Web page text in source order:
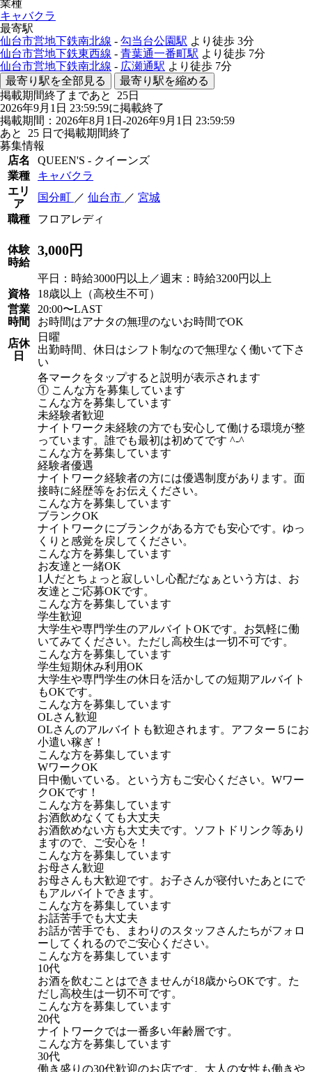
業種
キャバクラ
最寄駅
仙台市営地下鉄南北線 - 勾当台公園駅 より徒歩 3分
仙台市営地下鉄東西線 - 青葉通一番町駅 より徒歩 7分
仙台市営地下鉄南北線 - 広瀬通駅 より徒歩 7分
最寄り駅を全部見る
最寄り駅を縮める
掲載期間終了まであと 25日
2026年9月1日 23:59:59に掲載終了
掲載期間：2026年8月1日-2026年9月1日 23:59:59
あと 25 日で掲載期間終了
募集情報
店名
QUEEN'S - クイーンズ
業種
キャバクラ
エリ
ア
国分町 ／ 仙台市 ／ 宮城
職種
フロアレディ
体験
時給
3,000円
平日：時給3000円以上／週末：時給3200円以上
資格
18歳以上（高校生不可）
営業
時間
20:00〜LAST
お時間はアナタの無理のないお時間でOK
店休
日
日曜
出勤時間、休日はシフト制なので無理なく働いて下さ
い
各マークをタップすると説明が表示されます
① こんな方を募集しています
こんな方を募集しています
未経験者歓迎
ナイトワーク未経験の方でも安心して働ける環境が整
っています。誰でも最初は初めてです ^-^
こんな方を募集しています
経験者優遇
ナイトワーク経験者の方には優遇制度があります。面
接時に経歴等をお伝えください。
こんな方を募集しています
ブランクOK
ナイトワークにブランクがある方でも安心です。ゆっ
くりと感覚を戻してください。
こんな方を募集しています
お友達と一緒OK
1人だとちょっと寂しいし心配だなぁという方は、お
友達とご応募OKです。
こんな方を募集しています
学生歓迎
大学生や専門学生のアルバイトOKです。お気軽に働
いてみてください。ただし高校生は一切不可です。
こんな方を募集しています
学生短期休み利用OK
大学生や専門学生の休日を活かしての短期アルバイト
もOKです。
こんな方を募集しています
OLさん歓迎
OLさんのアルバイトも歓迎されます。アフター５にお
小遣い稼ぎ！
こんな方を募集しています
WワークOK
日中働いている。という方もご安心ください。Wワー
クOKです！
こんな方を募集しています
お酒飲めなくても大丈夫
お酒飲めない方も大丈夫です。ソフトドリンク等あり
ますので、ご安心を！
こんな方を募集しています
お母さん歓迎
お母さんも大歓迎です。お子さんが寝付いたあとにで
もアルバイトできます。
こんな方を募集しています
お話苦手でも大丈夫
お話が苦手でも、まわりのスタッフさんたちがフォロ
ーしてくれるのでご安心ください。
こんな方を募集しています
10代
お酒を飲むことはできませんが18歳からOKです。た
だし高校生は一切不可です。
こんな方を募集しています
20代
ナイトワークでは一番多い年齢層です。
こんな方を募集しています
30代
働き盛りの30代歓迎のお店です。大人の女性も働きや